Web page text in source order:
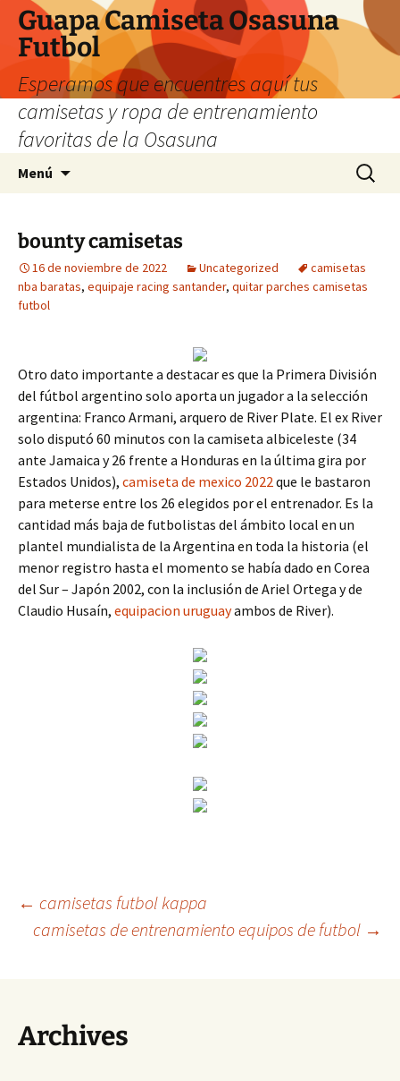
Guapa Camiseta Osasuna
Futbol
Esperamos que encuentres aquí tus
camisetas y ropa de entrenamiento
favoritas de la Osasuna
Menú Buscar:
bounty camisetas
16 de noviembre de 2022 Uncategorized
camisetas
nba baratas, equipaje racing santander, quitar parches camisetas
futbol
Otro dato importante a destacar es que la Primera División
del fútbol argentino solo aporta un jugador a la selección
argentina: Franco Armani, arquero de River Plate. El ex River
solo disputó 60 minutos con la camiseta albiceleste (34
ante Jamaica y 26 frente a Honduras en la última gira por
Estados Unidos), camiseta de mexico 2022que le bastaron
para meterse entre los 26 elegidos por el entrenador. Es la
cantidad más baja de futbolistas del ámbito local en un
plantel mundialista de la Argentina en toda la historia (el
menor registro hasta el momento se había dado en Corea
del Sur – Japón 2002, con la inclusión de Ariel Ortega y de
Claudio Husaín, equipacion uruguayambos de River).
Navegación
entradas
← camisetas futbol kappa
camisetas de entrenamiento equipos de futbol →
Archives